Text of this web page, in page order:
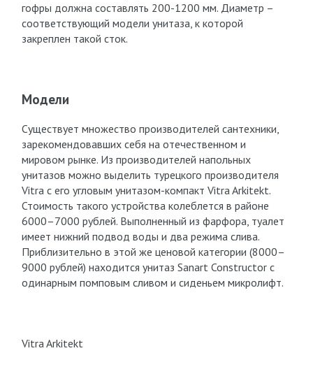
гофры должна составлять 200-1200 мм. Диаметр –
соответствующий модели унитаза, к которой
закреплен такой сток.
Модели
Существует множество производителей сантехники,
зарекомендовавших себя на отечественном и
мировом рынке. Из производителей напольных
унитазов можно выделить турецкого производителя
Vitra с его угловым унитазом-компакт Vitra Arkitekt.
Стоимость такого устройства колеблется в районе
6000–7000 рублей. Выполненный из фарфора, туалет
имеет нижний подвод воды и два режима слива.
Приблизительно в этой же ценовой категории (8000–
9000 рублей) находится унитаз Sanart Constructor с
одинарным помповым сливом и сиденьем микролифт.
Vitra Arkitekt